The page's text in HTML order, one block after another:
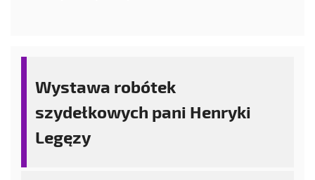
Wystawa robótek
szydełkowych pani Henryki
Legęzy